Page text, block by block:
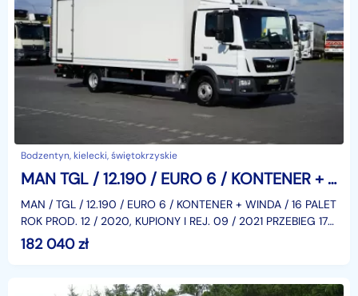
Bodzentyn, kielecki, świętokrzyskie
MAN TGL / 12.190 / EURO 6 / KONTENER + WINDA / 16 PALET
MAN / TGL / 12.190 / EURO 6 / KONTENER + WINDA / 16 PALET
ROK PROD. 12 / 2020, KUPIONY I REJ. 09 / 2021 PRZEBIEG 170
TYS KM, NR VIN. WMAN15ZZ7LY411230 KLIMA, AB
182 040zł